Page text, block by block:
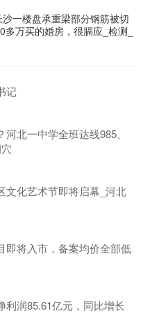
一楼盘承重梁部分钢筋被切
万买的婚房，很膈应_检测_
记
北一中学全班达线985、
文化艺术节即将启幕_河北
即将入市，备案均价全部低
利润85.61亿元，同比增长